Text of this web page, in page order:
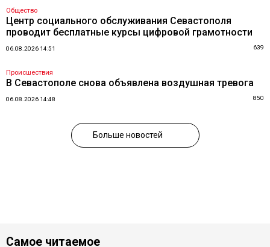
Общество
Центр социального обслуживания Севастополя
проводит бесплатные курсы цифровой грамотности
06.08.2026 14:51 639
Происшествия
В Севастополе снова объявлена воздушная тревога
06.08.2026 14:48 850
Больше новостей
Самое читаемое